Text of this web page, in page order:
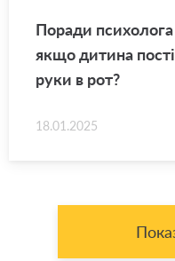
По­ра­ди
якщо ди­ти­на
руки в рот?
18.01.2025